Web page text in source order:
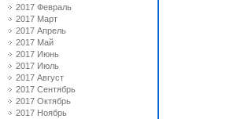
2017 Февраль
2017 Март
2017 Апрель
2017 Май
2017 Июнь
2017 Июль
2017 Август
2017 Сентябрь
2017 Октябрь
2017 Ноябрь